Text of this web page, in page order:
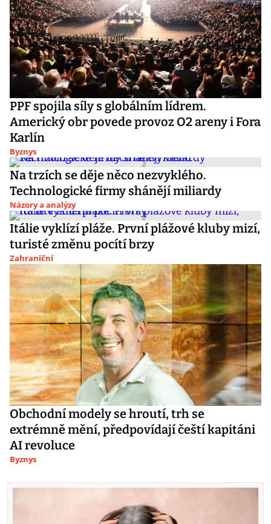
PPF spojila síly s globálním lídrem.
Americký obr povede provoz O2 areny i Fora
Karlín
Byznys
Na trzích se děje něco nezvyklého.
Technologické firmy shánějí miliardy
Názory a analýzy
Itálie vyklízí pláže. První plážové kluby mizí,
turisté změnu pocítí brzy
Zahraniční
Obchodní modely se hroutí, trh se
extrémně mění, předpovídají čeští kapitáni
AI revoluce
Byznys